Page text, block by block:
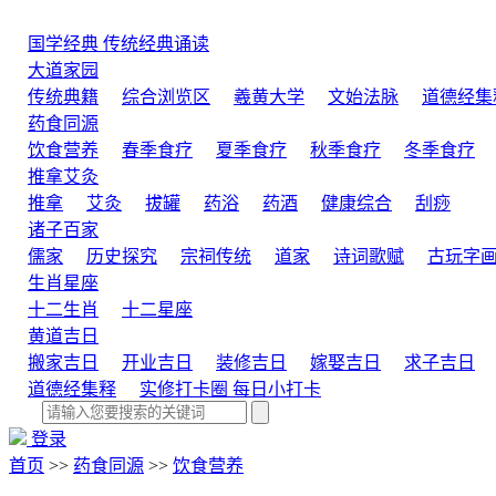
国学经典 传统经典诵读
大道家园
传统典籍
综合浏览区 羲黄大学 文始法脉
道德经集
药食同源
饮食营养
春季食疗 夏季食疗 秋季食疗 冬季食疗
推拿艾灸
推拿
艾灸 拔罐 药浴 药酒 健康综合
刮痧
诸子百家
儒家
历史探究 宗祠传统 道家 诗词歌赋 古玩字画
生肖星座
十二生肖
十二星座
黄道吉日
搬家吉日
开业吉日 装修吉日 嫁娶吉日
求子吉日
道德经集释
实修打卡圈 每日小打卡
登录
首页 >> 药食同源 >> 饮食营养